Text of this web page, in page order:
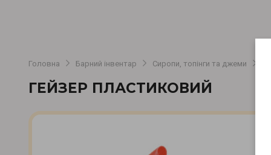
Головна Барний інвентар Сиропи, топінги та джеми
ГЕЙЗЕР ПЛАСТИКОВИЙ